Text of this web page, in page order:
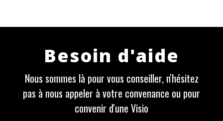
Besoin d'aide
Nous sommes là pour vous conseiller, n'hésitez
pas à nous appeler à votre convenance ou pour
convenir d'une Visio